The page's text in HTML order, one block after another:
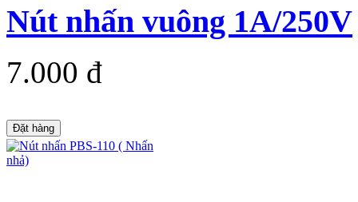
Nút nhấn vuông 1A/250V
7.000 đ
Đặt hàng